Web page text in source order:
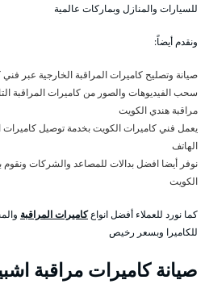
للسيارات والمنازل وبماركات عالمية
ونقدم أيضاً:
صيانة وتصليح كاميرات المراقبة الخارجية عبر فني
سحب الفيديوهات والصور من كاميرات المراقبة
مراقبة هندي الكويت
يعمل فني كاميرات الكويت بخدمة توصيل
الهاتف
نوفر أيضا افضل بدالات للمصاعد والشركات ونقوم
الكويت
كما نورد للعملاء أفضل انواعكاميرات المراقبة
للكاميرا وبسعر رخيص
صيانة كاميرات مراقبة